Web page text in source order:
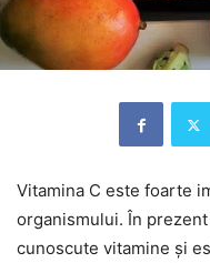
Vitamina C este foarte
organismului. În
cunoscute vitamine și